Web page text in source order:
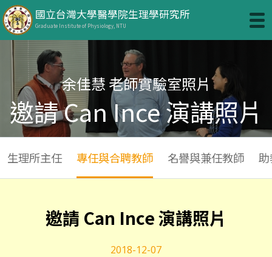
國立台灣大學醫學院生理學研究所
Graduate Institute of Physiology, NTU
余佳慧 老師實驗室照片
邀請 Can Ince 演講照片
生理所主任 專任與合聘教師 名譽與兼任教師
邀請 Can Ince 演講照片
2018-12-07